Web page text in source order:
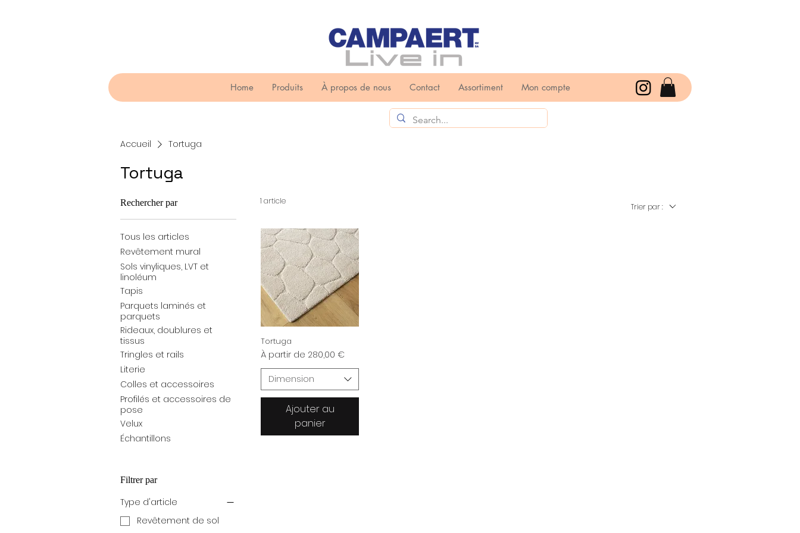
Home Produits À propos de nous Contact Assortiment Mon compte
Accueil Tortuga
Tortuga
Rechercher par
Tous les articles
Revêtement mural
Sols vinyliques, LVT et
linoléum
Tapis
Parquets laminés et
parquets
Rideaux, doublures et
tissus
Tringles et rails
Literie
Colles et accessoires
Profilés et accessoires de
pose
Velux
Échantillons
Filtrer par
Type d'article
Revêtement de sol
1 article
Trier par :
Tortuga
À partir de 280,00 €
Prix promotionnel
Dimension
Ajouter au
panier